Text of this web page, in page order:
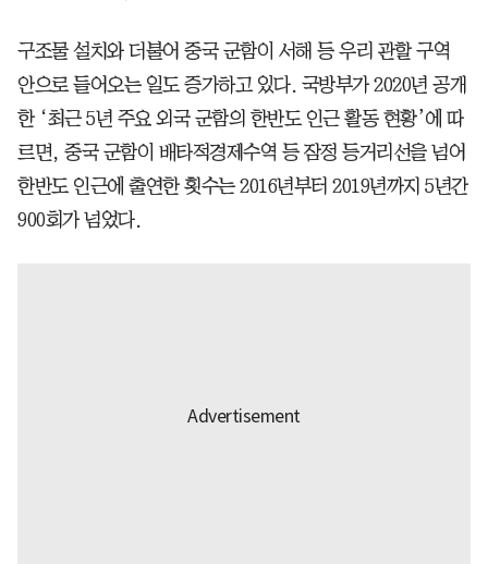
구조물 설치와 더불어 중국 군함이 서해 등 우리 관할 구역
안으로 들어오는 일도 증가하고 있다. 국방부가 2020년 공개
한 ‘최근 5년 주요 외국 군함의 한반도 인근 활동 현황’에 따
르면, 중국 군함이 배타적경제수역 등 잠정 등거리선을 넘어
한반도 인근에 출연한 횟수는 2016년부터 2019년까지 5년간
900회가 넘었다.